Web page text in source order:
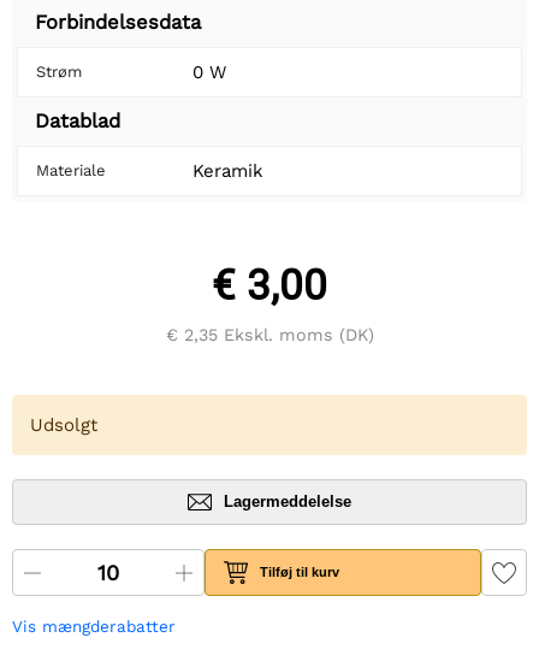
Forbindelsesdata
Strøm 0 W
Datablad
Materiale Keramik
€ 3,00
€ 2,35Ekskl. moms (DK)
Udsolgt
Lagermeddelelse
Tilføj til kurv
Vis mængderabatter